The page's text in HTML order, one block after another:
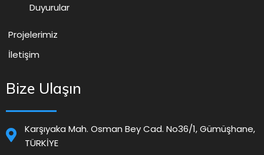
Duyurular
Projelerimiz
İletişim
Bize Ulaşın
Karşıyaka Mah. Osman Bey Cad. No36/1, Gümüşhane,
TÜRKİYE